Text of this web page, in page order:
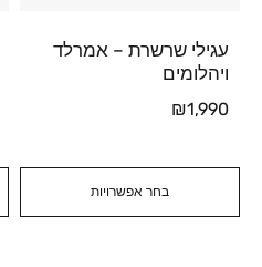
בחר אפשרויות
עגילי שרשרת – אמרלד
ויהלומים
₪1,990